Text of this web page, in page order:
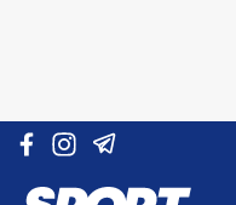
Vai al contenuto